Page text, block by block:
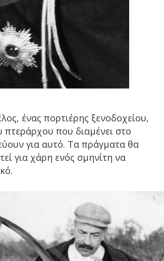
ένας πορτιέρης ξενοδοχείου,
πτεράρχου που διαμένει στο
για αυτό. Τα πράγματα θα
για χάρη ενός σμηνίτη να